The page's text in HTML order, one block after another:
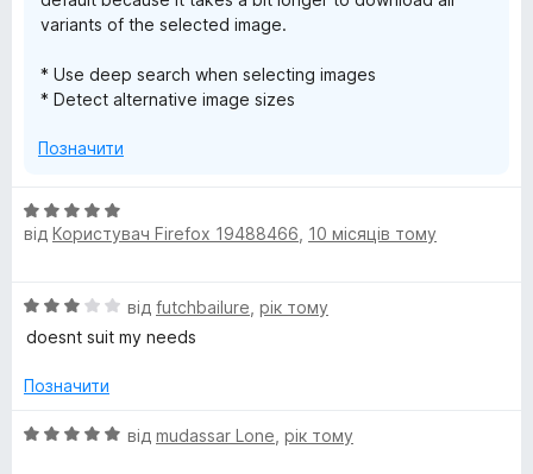
variants of the selected image.
* Use deep search when selecting images
* Detect alternative image sizes
Позначити
О
ц
к
а
з
від Користувач Firefox 19488466 10 місяців тому
О
ц
н
а
від futchbailure рік тому
doesnt suit my needs
Позначити
О
від mudassar Lone рік тому